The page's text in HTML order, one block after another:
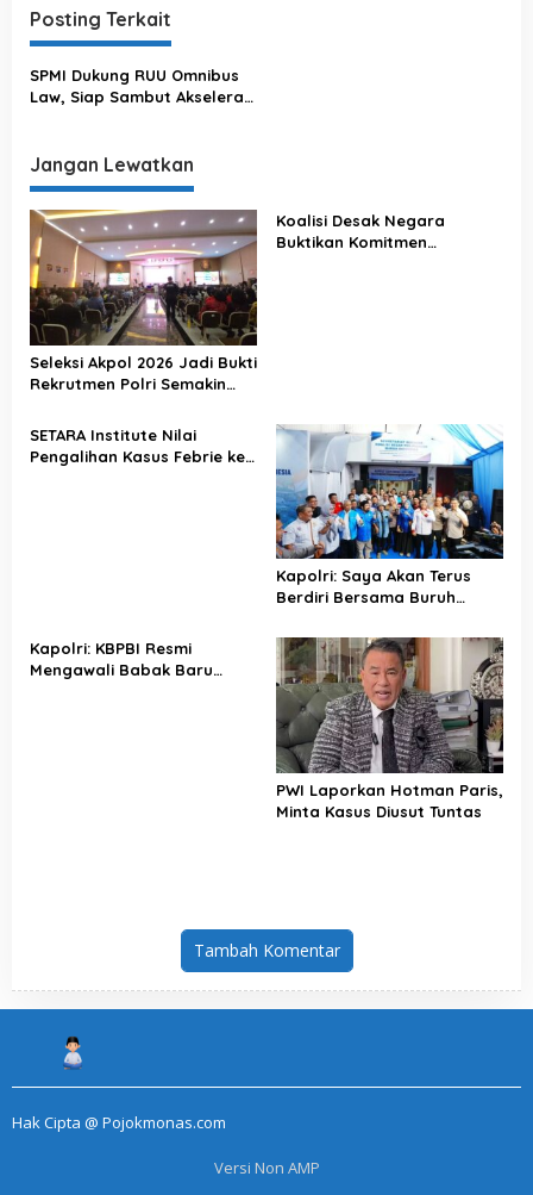
a
s
i
o
s
Posting Terkait
SPMI Dukung RUU Omnibus
Law, Siap Sambut Akselerasi
Jangan Lewatkan
Seleksi Akpol 2026 Jadi Bukti
Rekrutmen Polri Semakin
Koalisi Desak Negara
Buktikan Komitmen
SETARA Institute Nilai
Pengalihan Kasus Febrie ke
Kapolri: Saya Akan Terus
Berdiri Bersama Buruh
Kapolri: KBPBI Resmi
Mengawali Babak Baru
PWI Laporkan Hotman Paris,
Minta Kasus Diusut Tuntas
Tambah Komentar
Hak Cipta @ Pojokmonas.com
Versi Non AMP